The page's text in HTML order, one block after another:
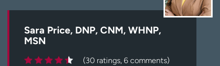
Facturación y precios
Carreras
Sara Price, DNP, CNM, WHNP,
MSN
(30 ratings, 6 comments)